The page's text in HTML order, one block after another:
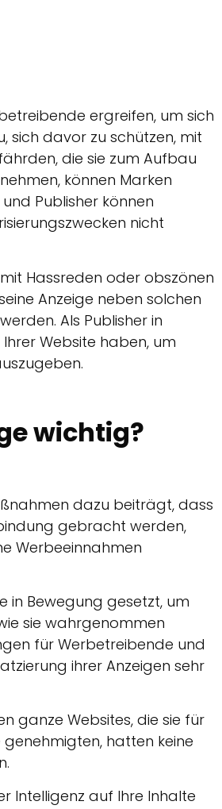
ergreifen, um sich
sich davor zu schützen, mit
die sie zum Aufbau
können Marken
Publisher können
nicht
Hassreden oder obszönen
Anzeige neben solchen
Als Publisher in
Website haben, um
wichtig?
dazu beiträgt, dass
gebracht werden,
Werbeeinnahmen
in Bewegung gesetzt, um
sie wahrgenommen
für Werbetreibende und
ihrer Anzeigen sehr
ganze Websites, die sie für
genehmigten, hatten keine
Intelligenz auf Ihre Inhalte